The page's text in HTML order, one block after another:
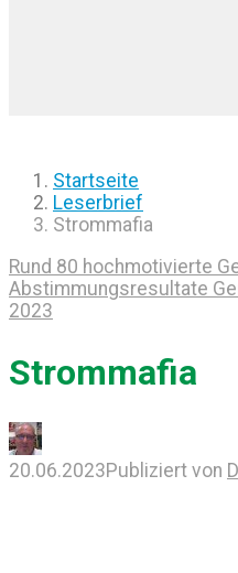
Startseite
Leserbrief
Strommafia
Rund 80 hochmotivierte
Abstimmungsresultate
2023
Strommafia
20.06.2023Publiziert von